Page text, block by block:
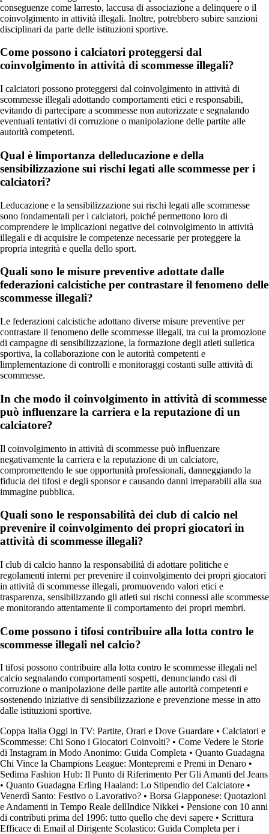
conseguenze come larresto, laccusa di associazione a delinquere o il
coinvolgimento in attività illegali. Inoltre, potrebbero subire sanzioni
disciplinari da parte delle istituzioni sportive.
Come possono i calciatori proteggersi dal
coinvolgimento in attività di scommesse illegali?
I calciatori possono proteggersi dal coinvolgimento in attività di
scommesse illegali adottando comportamenti etici e responsabili,
evitando di partecipare a scommesse non autorizzate e segnalando
eventuali tentativi di corruzione o manipolazione delle partite alle
autorità competenti.
Qual è limportanza delleducazione e della
sensibilizzazione sui rischi legati alle scommesse per i
calciatori?
Leducazione e la sensibilizzazione sui rischi legati alle scommesse
sono fondamentali per i calciatori, poiché permettono loro di
comprendere le implicazioni negative del coinvolgimento in attività
illegali e di acquisire le competenze necessarie per proteggere la
propria integrità e quella dello sport.
Quali sono le misure preventive adottate dalle
federazioni calcistiche per contrastare il fenomeno delle
scommesse illegali?
Le federazioni calcistiche adottano diverse misure preventive per
contrastare il fenomeno delle scommesse illegali, tra cui la promozione
di campagne di sensibilizzazione, la formazione degli atleti sulletica
sportiva, la collaborazione con le autorità competenti e
limplementazione di controlli e monitoraggi costanti sulle attività di
scommesse.
In che modo il coinvolgimento in attività di scommesse
può influenzare la carriera e la reputazione di un
calciatore?
Il coinvolgimento in attività di scommesse può influenzare
negativamente la carriera e la reputazione di un calciatore,
compromettendo le sue opportunità professionali, danneggiando la
fiducia dei tifosi e degli sponsor e causando danni irreparabili alla sua
immagine pubblica.
Quali sono le responsabilità dei club di calcio nel
prevenire il coinvolgimento dei propri giocatori in
attività di scommesse illegali?
I club di calcio hanno la responsabilità di adottare politiche e
regolamenti interni per prevenire il coinvolgimento dei propri giocatori
in attività di scommesse illegali, promuovendo valori etici e
trasparenza, sensibilizzando gli atleti sui rischi connessi alle scommesse
e monitorando attentamente il comportamento dei propri membri.
Come possono i tifosi contribuire alla lotta contro le
scommesse illegali nel calcio?
I tifosi possono contribuire alla lotta contro le scommesse illegali nel
calcio segnalando comportamenti sospetti, denunciando casi di
corruzione o manipolazione delle partite alle autorità competenti e
sostenendo iniziative di sensibilizzazione e prevenzione messe in atto
dalle istituzioni sportive.
Coppa Italia Oggi in TV: Partite, Orari e Dove Guardare • Calciatori e
Scommesse: Chi Sono i Giocatori Coinvolti? • Come Vedere le Storie
di Instagram in Modo Anonimo: Guida Completa • Quanto Guadagna
Chi Vince la Champions League: Montepremi e Premi in Denaro •
Sedima Fashion Hub: Il Punto di Riferimento Per Gli Amanti del Jeans
• Quanto Guadagna Erling Haaland: Lo Stipendio del Calciatore •
Venerdì Santo: Festivo o Lavorativo? • Borsa Giapponese: Quotazioni
e Andamenti in Tempo Reale dellIndice Nikkei • Pensione con 10 anni
di contributi prima del 1996: tutto quello che devi sapere • Scrittura
Efficace di Email al Dirigente Scolastico: Guida Completa per i